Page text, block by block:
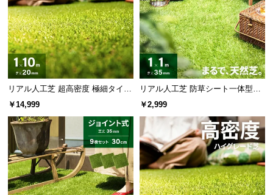
リアル人工芝 超高密度 極細タイプ
芝丈20mm 1×10m 防草シート付
￥14,999
リアル人工芝 防草シート一体型タ
イプ 芝丈35mm 1×1m（自然な見
た目追求・U字ピン付）
￥2,999